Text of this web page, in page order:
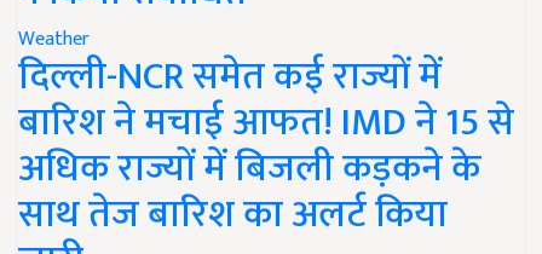
Weather
दिल्ली-NCR समेत कई राज्यों में
बारिश ने मचाई आफत! IMD ने 15 से
अधिक राज्यों में बिजली कड़कने के
साथ तेज बारिश का अलर्ट किया